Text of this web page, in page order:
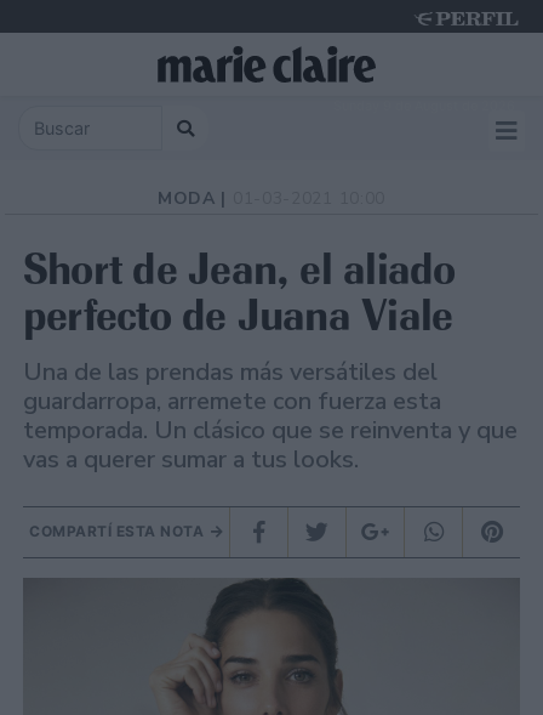
MODA |
Short de Jean, el aliado
perfecto de Juana Viale
Una de las prendas más versátiles del
guardarropa, arremete con fuerza esta
temporada. Un clásico que se reinventa y que
vas a querer sumar a tus looks.
COMPARTÍ ESTA NOTA